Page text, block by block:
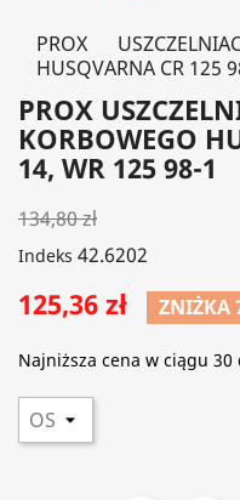
PROX
HUSQVARNA CR 125
PROX
KORBOWEGO
14, WR 125 98-1
134,80 zł
Indeks 42.6202
125,36 zł ZNIŻKA
Najniższa cena w ciągu 30